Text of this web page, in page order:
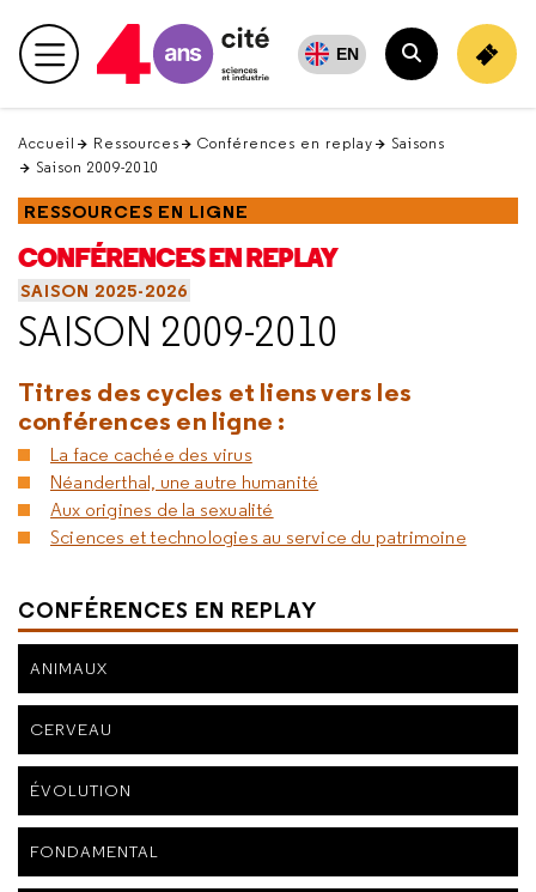
en
haut Menu principal EN
Rechercher
Accueil Ressources Conférences en replay
Saisons
Saison 2009-2010
RESSOURCES EN LIGNE
CONFÉRENCES EN REPLAY
SAISON 2025-2026
SAISON 2009-2010
Titres des cycles et liens vers les
conférences en ligne :
La face cachée des virus
Néanderthal, une autre humanité
Aux origines de la sexualité
Sciences et technologies au service du patrimoine
CONFÉRENCES EN REPLAY
ANIMAUX
CERVEAU
ÉVOLUTION
FONDAMENTAL